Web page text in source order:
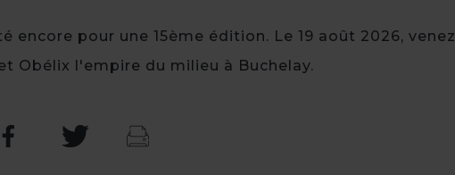
encore pour une 15ème édition. Le 19 août 2026, venez
Obélix l'empire du milieu à Buchelay.